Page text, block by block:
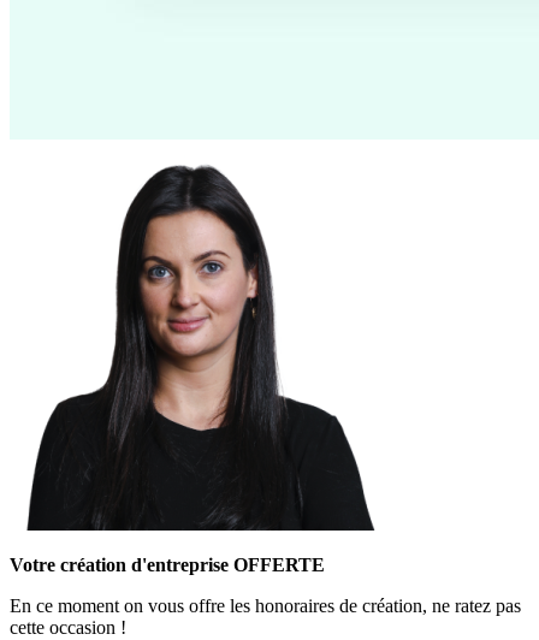
Votre création d'entreprise OFFERTE
En ce moment on vous offre les honoraires de création, ne ratez pas
cette occasion !